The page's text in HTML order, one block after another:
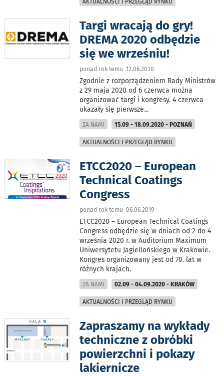
AKTUALNOŚCI I PRZEGLĄD RYNKU
Targi wracają do gry!
DREMA 2020 odbędzie
się we wrześniu!
ponad rok temu 12.06.2020
Zgodnie z rozporządzeniem Rady Ministrów
z 29 maja 2020 od 6 czerwca można
organizować targi i kongresy. 4 czerwca
ukazały się pierwsze...
ZA NAMI 15.09 - 18.09.2020 - POZNAŃ
AKTUALNOŚCI I PRZEGLĄD RYNKU
ETCC2020 – European
Technical Coatings
Congress
ponad rok temu 06.06.2019
ETCC2020 – European Technical Coatings
Congress odbędzie się w dniach od 2 do 4
września 2020 r. w Auditorium Maximum
Uniwersytetu Jagiellońskiego w Krakowie.
Kongres organizowany jest od 70. lat w
różnych krajach.
ZA NAMI 02.09 - 04.09.2020 - KRAKÓW
AKTUALNOŚCI I PRZEGLĄD RYNKU
Zapraszamy na wykłady
techniczne z obróbki
powierzchni i pokazy
lakiernicze